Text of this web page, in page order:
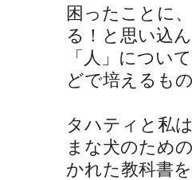
困ったことに
る！と思い込
「人」につい
どで培えるも
タハティと私
まな犬のため
かれた教科書